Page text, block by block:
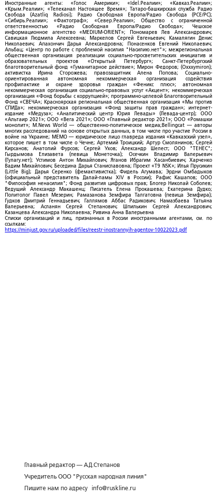
Иностранные агенты: «Голос Америки»; «Idel.Реалии»; «Кавказ.Реалии»;
«Крым.Реалии»; «Телеканал Настоящее Время»; Татаро-башкирская служба Радио
Свобода (Azatliq Radiosi); Радио Свободная Европа/Радио Свобода (PCE/PC);
«Сибирь.Реалии»; «Фактограф»; «Север.Реалии»; Общество с ограниченной
ответственностью «Радио Свободная Европа/Радио Свобода»; Чешское
информационное агентство «MEDIUM-ORIENT»; Пономарев Лев Александрович;
Савицкая Людмила Алексеевна; Маркелов Сергей Евгеньевич; Камалягин Денис
Николаевич; Апахончич Дарья Александровна; Понасенков Евгений Николаевич;
Альбац; «Центр по работе с проблемой насилия "Насилию.нет"»; межрегиональная
общественная организация реализации социально-просветительских инициатив и
образовательных проектов «Открытый Петербург»; Санкт-Петербургский
благотворительный фонд «Гуманитарное действие»; Мирон Федоров; (Oxxxymiron);
активистка Ирина Сторожева; правозащитник Алена Попова; Социально-
ориентированная автономная некоммерческая организация содействия
профилактике и охране здоровья граждан «Феникс плюс»; автономная
некоммерческая организация социально-правовых услуг «Акцент»; некоммерческая
организация «Фонд борьбы с коррупцией»; программно-целевой Благотворительный
Фонд «СВЕЧА»; Красноярская региональная общественная организация «Мы против
СПИДа»; некоммерческая организация «Фонд защиты прав граждан»; интернет-
издание «Медуза»; «Аналитический центр Юрия Левады» (Левада-центр); ООО
«Альтаир 2021»; ООО «Вега 2021»; ООО «Главный редактор 2021»; ООО «Ромашки
монолит»; M.News World — общественно-политическое медиа;Bellingcat — авторы
многих расследований на основе открытых данных, в том числе про участие России в
войне на Украине; МЕМО — юридическое лицо главреда издания «Кавказский узел»,
которое пишет в том числе о Чечне; Артемий Троицкий; Артур Смолянинов; Сергей
Кирсанов; Анатолий Фурсов; Сергей Ухов; Александр Шелест; ООО "ТЕНЕС";
Гырдымова Елизавета (певица Монеточка); Осечкин Владимир Валерьевич
(Гулагу.нет); Устимов Антон Михайлович; Яганов Ибрагим Хасанбиевич; Харченко
Вадим Михайлович; Беседина Дарья Станиславовна; Проект «T9 NSK»; Илья Прусикин
(Little Big); Дарья Серенко (фемактивистка); Фидель Агумава; Эрдни Омбадыков
(официальный представитель Далай-ламы XIV в России); Рафис Кашапов; ООО
"Философия ненасилия"; Фонд развития цифровых прав; Блогер Николай Соболев;
Ведущий Александр Макашенц; Писатель Елена Прокашева; Екатерина Дудко;
Политолог Павел Мезерин; Рамазанова Земфира Талгатовна (певица Земфира);
Гудков Дмитрий Геннадьевич; Галлямов Аббас Радикович; Намазбаева Татьяна
Валерьевна; Асланян Сергей Степанович; Шпилькин Сергей Александрович;
Казанцева Александра Николаевна; Ривина Анна Валерьевна
Списки организаций и лиц, признанных в России иностранными агентами, см. по
ссылкам:
https://minjust.gov.ru/uploaded/files/reestr-inostrannyih-agentov-10022023.pdf
Главный редактор — А.Д.Степанов
Учредитель ООО "Русская народная линия"
Пишите нам по адресу
info@ruskline.ru